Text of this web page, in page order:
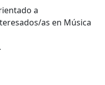
a
as en Música